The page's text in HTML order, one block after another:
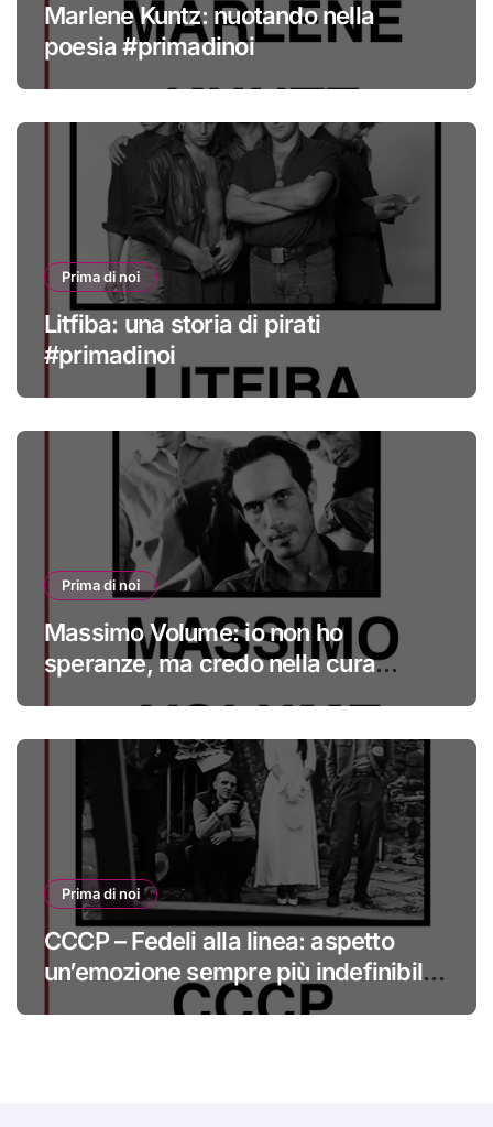
Marlene Kuntz: nuotando nella
poesia #primadinoi
Prima di noi
Litfiba: una storia di pirati
#primadinoi
Prima di noi
Massimo Volume: io non ho
speranze, ma credo nella cura
Prima di noi
CCCP – Fedeli alla linea: aspetto
un’emozione sempre più indefinibile
#primadinoi